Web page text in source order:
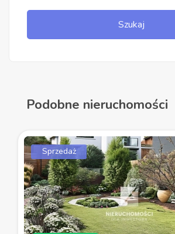
Szukaj
Podobne nieruchomości
Sprzedaż